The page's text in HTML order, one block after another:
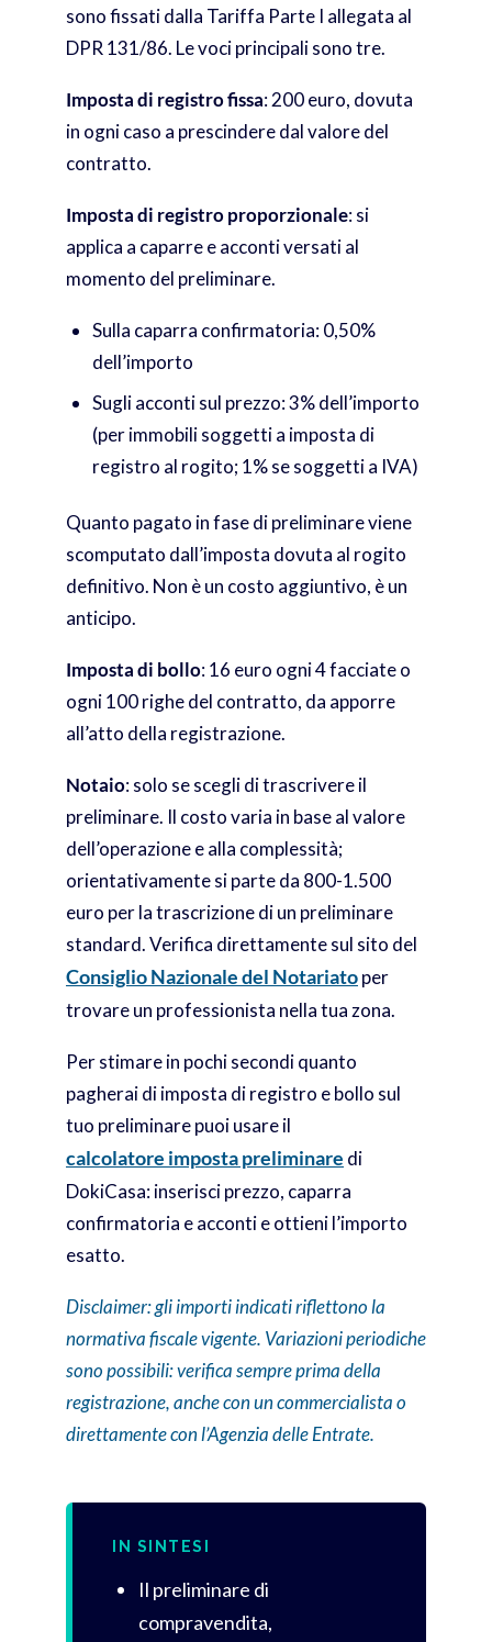
sono fissati dalla Tariffa Parte I allegata al
DPR 131/86. Le voci principali sono tre.
Imposta di registro fissa: 200 euro, dovuta
in ogni caso a prescindere dal valore del
contratto.
Imposta di registro proporzionale: si
applica a caparre e acconti versati al
momento del preliminare.
Sulla caparra confirmatoria: 0,50%
dell’importo
Sugli acconti sul prezzo: 3% dell’importo
(per immobili soggetti a imposta di
registro al rogito; 1% se soggetti a IVA)
Quanto pagato in fase di preliminare viene
scomputato dall’imposta dovuta al rogito
definitivo. Non è un costo aggiuntivo, è un
anticipo.
Imposta di bollo: 16 euro ogni 4 facciate o
ogni 100 righe del contratto, da apporre
all’atto della registrazione.
Notaio: solo se scegli di trascrivere il
preliminare. Il costo varia in base al valore
dell’operazione e alla complessità;
orientativamente si parte da 800-1.500
euro per la trascrizione di un preliminare
standard. Verifica direttamente sul sito del
Consiglio Nazionale del Notariatoper
trovare un professionista nella tua zona.
Per stimare in pochi secondi quanto
pagherai di imposta di registro e bollo sul
tuo preliminare puoi usare il
calcolatore imposta preliminare di
DokiCasa: inserisci prezzo, caparra
confirmatoria e acconti e ottieni l’importo
esatto.
Disclaimer: gli importi indicati riflettono la
normativa fiscale vigente. Variazioni periodiche
sono possibili: verifica sempre prima della
registrazione, anche con un commercialista o
direttamente con l’Agenzia delle Entrate.
IN SINTESI
Il preliminare di
compravendita,